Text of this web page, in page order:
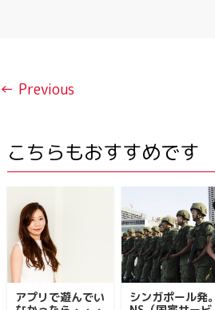
← Previous
こちらもおすすめです
アプリで遊んでい
シンガポール発。